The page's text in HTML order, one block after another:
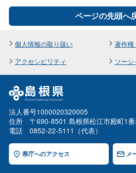
ページの先頭へ
個人情報の取り扱い
著作権
アクセシビリティ
ソー
法人番号1000020320005
住所 〒690-8501 島根県松江市殿町1
電話 0852-22-5111（代表）
県庁へのアクセス メ